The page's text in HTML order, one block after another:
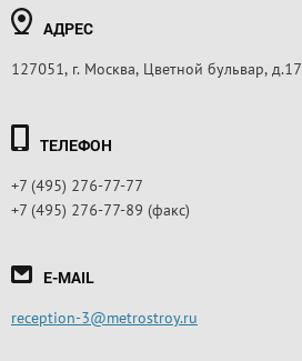
АДРЕС
127051, г. Москва, Цветной бульвар, д.17
ТЕЛЕФОН
+7 (495) 276-77-77
+7 (495) 276-77-89 (факс)
E-MAIL
reception-3@metrostroy.ru